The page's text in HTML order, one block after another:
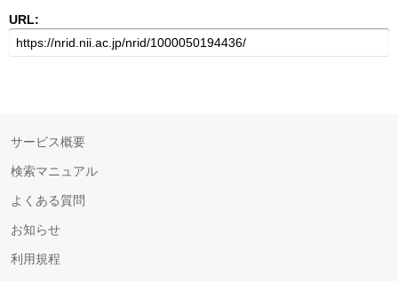
URL:
サービス概要
検索マニュアル
よくある質問
お知らせ
利用規程